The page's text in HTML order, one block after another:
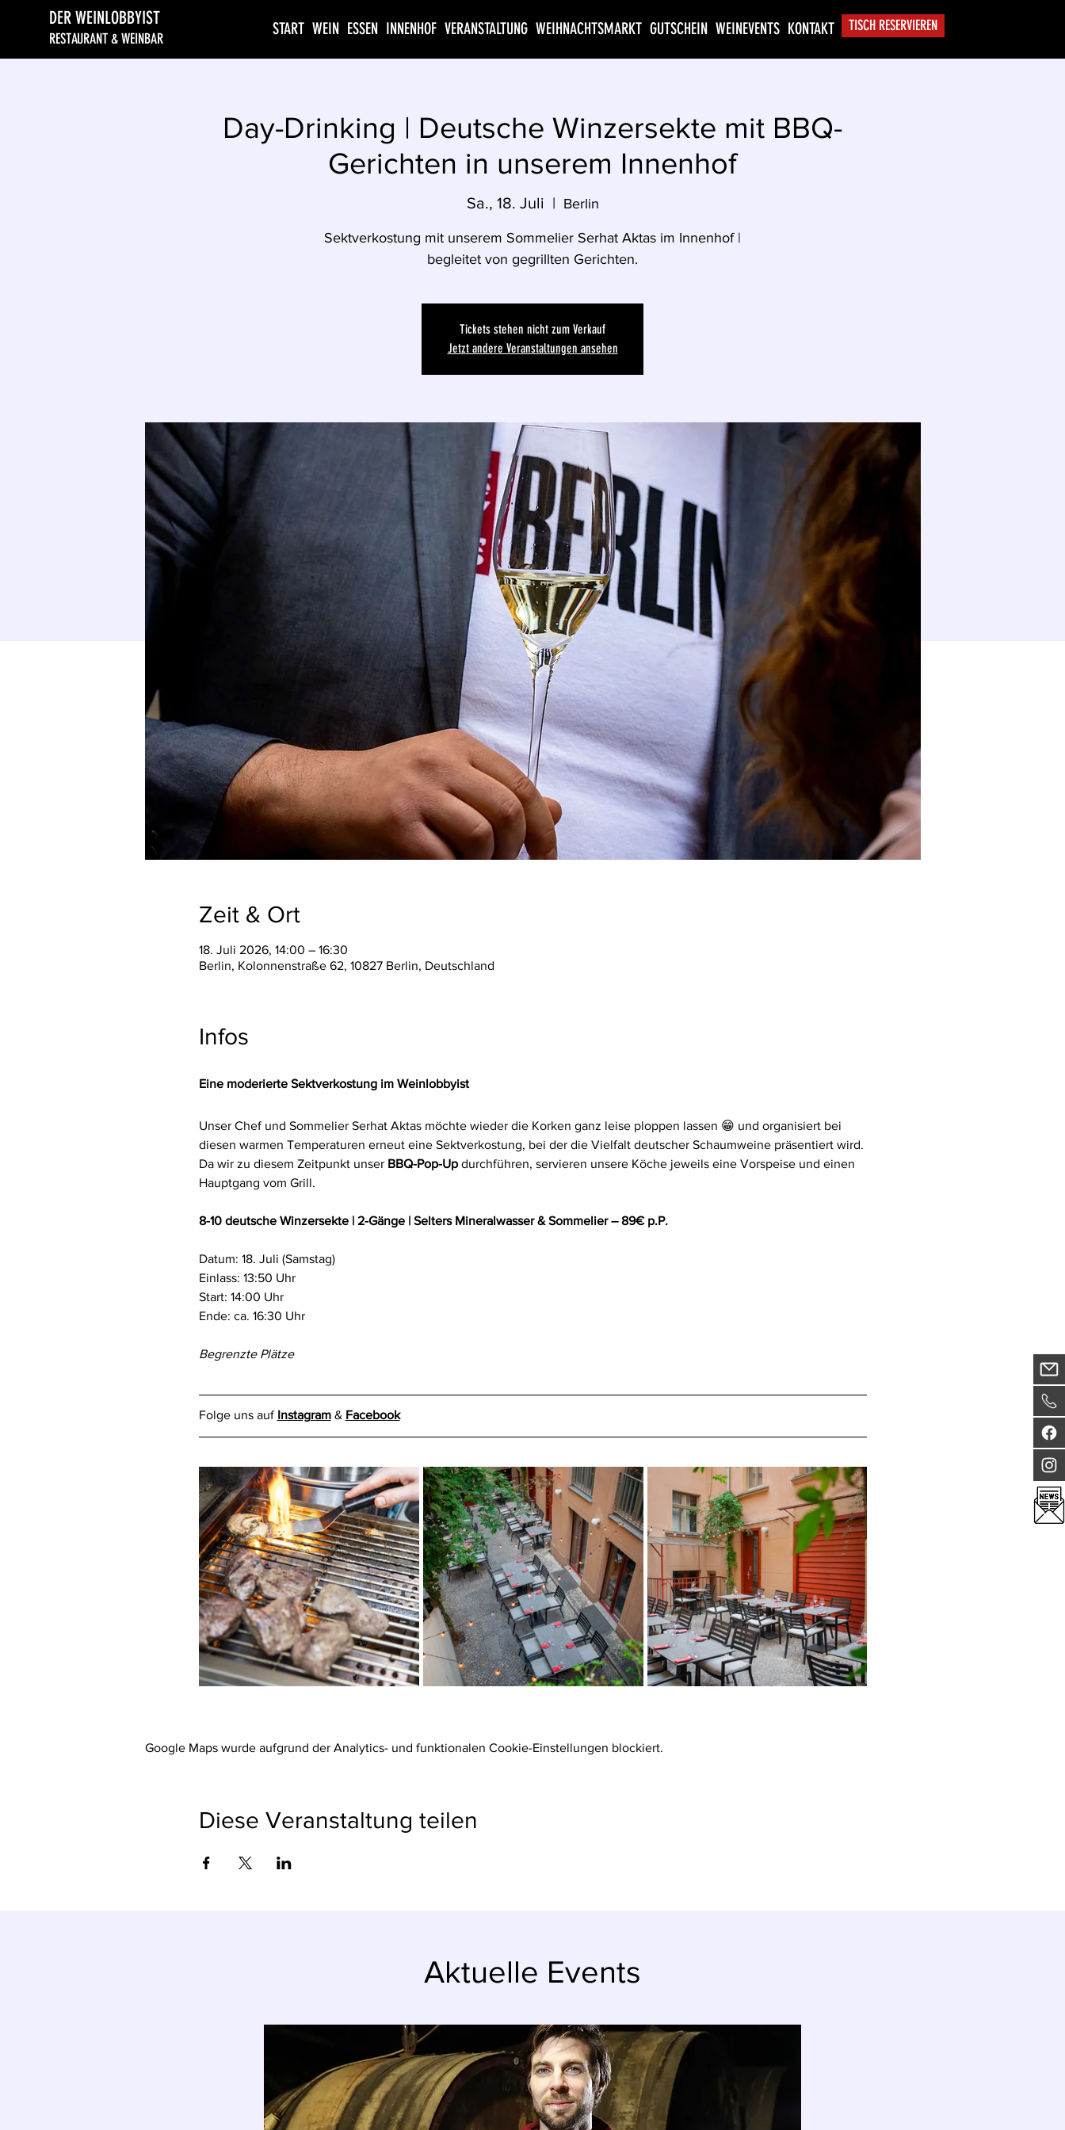
DER WEINLOBBYIST
RESTAURANT & WEINBAR
START WEIN ESSEN INNENHOF VERANSTALTUNG WEIHNACHTSMARKT GUTSCHEIN WEINEVENTS KONTAKT TISCH RESERVIEREN
Day-Drinking | Deutsche Winzersekte mit BBQ-
Gerichten in unserem Innenhof
Sa., 18. Juli
  |
Berlin
Sektverkostung mit unserem Sommelier Serhat Aktas im Innenhof |
begleitet von gegrillten Gerichten.
Tickets stehen nicht zum Verkauf
Jetzt andere Veranstaltungen ansehen
Zeit & Ort
18. Juli 2026, 14:00 – 16:30
Berlin, Kolonnenstraße 62, 10827 Berlin, Deutschland
Infos
Eine moderierte Sektverkostung im Weinlobbyist
Unser Chef und Sommelier Serhat Aktas möchte wieder die Korken ganz leise ploppen lassen 😁 und organisiert bei
diesen warmen Temperaturen erneut eine Sektverkostung, bei der die Vielfalt deutscher Schaumweine präsentiert wird.
Da wir zu diesem Zeitpunkt unser BBQ-Pop-Up durchführen, servieren unsere Köche jeweils eine Vorspeise und einen
Hauptgang vom Grill.
8-10 deutsche Winzersekte | 2-Gänge | Selters Mineralwasser & Sommelier – 89€ p.P.
Datum: 18. Juli (Samstag)
Einlass: 13:50 Uhr
Start: 14:00 Uhr
Ende: ca. 16:30 Uhr
Begrenzte Plätze
Folge uns auf Instagram & Facebook
Google Maps wurde aufgrund der Analytics- und funktionalen Cookie-Einstellungen blockiert.
Diese Veranstaltung teilen
Aktuelle Events